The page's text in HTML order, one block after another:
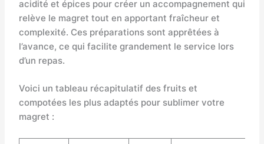
acidité et épices pour créer un accompagnement qui
relève le magret tout en apportant fraîcheur et
complexité. Ces préparations sont apprêtées à
l’avance, ce qui facilite grandement le service lors
d’un repas.
Voici un tableau récapitulatif des fruits et
compotées les plus adaptés pour sublimer votre
magret :